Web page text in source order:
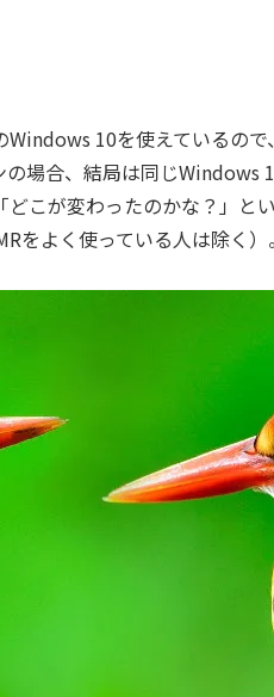
10を使えているの
場合、結局は同じWindows
こが変わったのかな？」と
をよく使っている人は除く）。